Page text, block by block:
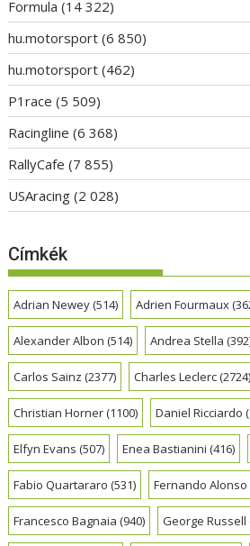
Formula (14 322)
hu.motorsport (6 850)
hu.motorsport (462)
P1race (5 509)
Racingline (6 368)
RallyCafe (7 855)
USAracing (2 028)
Címkék
Adrian Newey(514) Adrien Fourmaux
Alexander Albon (514) Andrea Stella
Carlos Sainz (2377) Charles Leclerc(2724)
Christian Horner(1100) Daniel Ricciardo
Elfyn Evans (507) Enea Bastianini (416)
Fabio Quartararo (531) Fernando Alonso
Francesco Bagnaia (940) George Russell